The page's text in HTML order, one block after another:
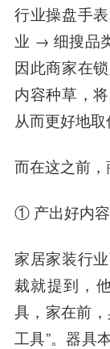
行业操盘手
业 → 细搜品
因此商家在
内容种草，
从而更好地取
而在这之前，
① 产出好内
家居家装行
裁就提到，
具，家在前
工具”。器具